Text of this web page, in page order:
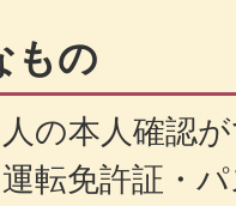
もの
の本人確認
転免許証・